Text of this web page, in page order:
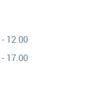
12.00
17.00